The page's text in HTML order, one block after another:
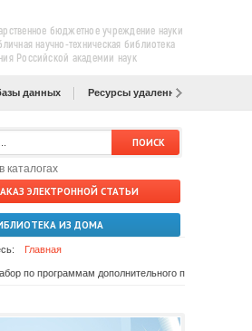
бюджетное учреждение науки
научно-техническая библиотека
Российской академии наук
данных Ресурсы удаленного доступа
в каталогах
ЭЛЕКТРОННОЙ СТАТЬИ
ИЗ ДОМА
Главная